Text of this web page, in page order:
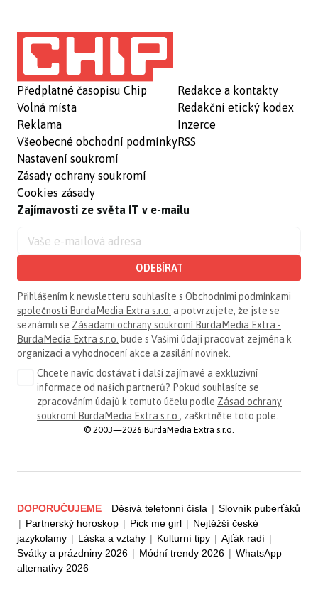
Předplatné časopisu Chip
Volná místa
Reklama
Všeobecné obchodní podmínky
Nastavení soukromí
Zásady ochrany soukromí
Cookies zásady
Redakce a kontakty
Redakční etický kodex
Inzerce
RSS
Zajímavosti ze světa IT v e-mailu
ODEBÍRAT
Přihlášením k newsletteru souhlasíte s Obchodními podmínkami
společnosti BurdaMedia Extra s.r.o. a potvrzujete, že jste se
seznámili se Zásadami ochrany soukromí BurdaMedia Extra -
BurdaMedia Extra s.r.o. bude s Vašimi údaji pracovat zejména k
organizaci a vyhodnocení akce a zasílání novinek.
Chcete navíc dostávat i další zajímavé a exkluzivní
informace od našich partnerů? Pokud souhlasíte se
zpracováním údajů k tomuto účelu podle Zásad ochrany
soukromí BurdaMedia Extra s.r.o. , zaškrtněte toto pole.
© 2003—2026 BurdaMedia Extra s.r.o.
DOPORUČUJEME Děsivá telefonní čísla | Slovník puberťáků
| Partnerský horoskop | Pick me girl | Nejtěžší české
jazykolamy | Láska a vztahy | Kulturní tipy | Ajťák radí |
Svátky a prázdniny 2026 | Módní trendy 2026 | WhatsApp
alternativy 2026